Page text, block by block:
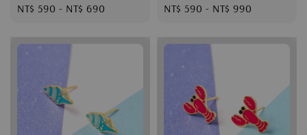
Regular
NT$ 590 - NT$ 690
Regular
NT$ 590 - NT$ 990